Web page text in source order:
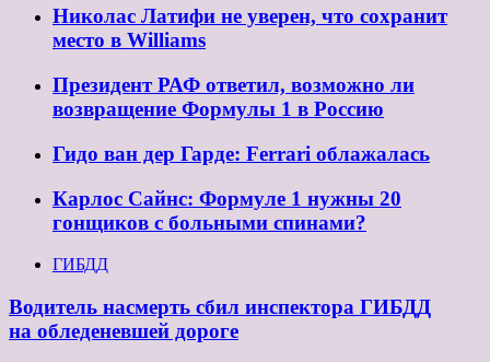
Николас Латифи не уверен, что сохранит
место в Williams
Президент РАФ ответил, возможно ли
возвращение Формулы 1 в Россию
Гидо ван дер Гарде: Ferrari облажалась
Карлос Сайнс: Формуле 1 нужны 20
гонщиков с больными спинами?
ГИБДД
Водитель насмерть сбил инспектора ГИБДД
на обледеневшей дороге